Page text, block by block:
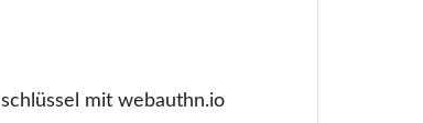
mit webauthn.io